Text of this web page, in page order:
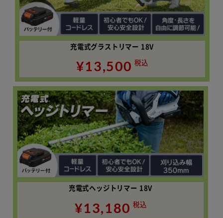
充電式グラストリマー 18V
¥13,500 税込
充電式ヘッジトリマー 18V
¥13,180 税込